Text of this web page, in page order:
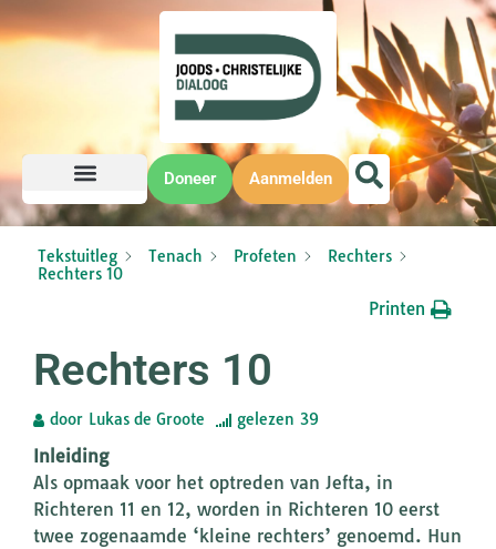
Doneer Aanmelden
Tekstuitleg Tenach Profeten
Rechters
Rechters 10
Printen
Rechters 10
door Lukas de Groote gelezen 39
Inleiding
Als opmaak voor het optreden van Jefta, in
Richteren 11 en 12, worden in Richteren 10 eerst
twee zogenaamde ‘kleine rechters’ genoemd. Hun